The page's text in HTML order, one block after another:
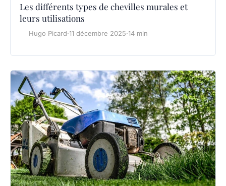
Les différents types de chevilles murales et
leurs utilisations
Hugo Picard·11 décembre 2025·14 min